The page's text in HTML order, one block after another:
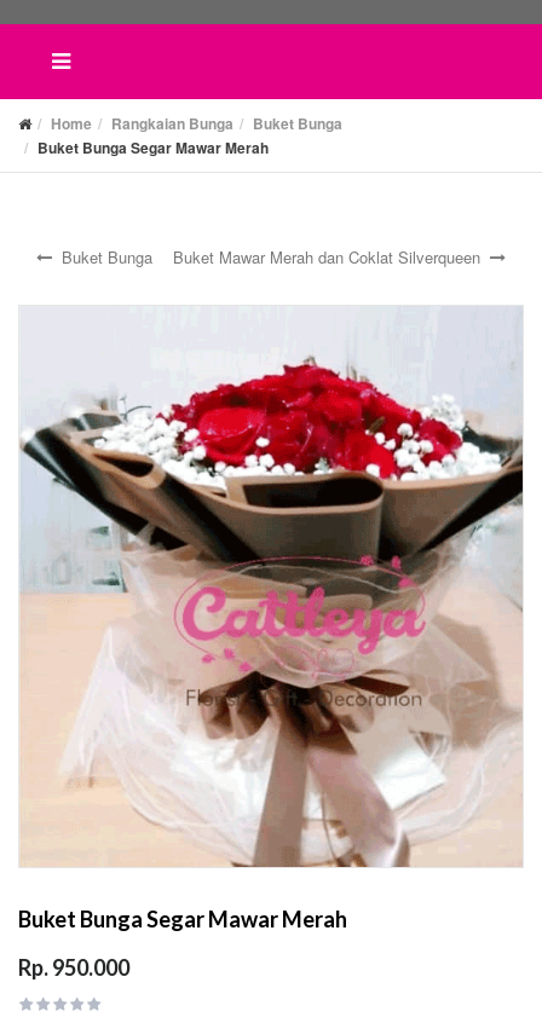
Home Rangkaian Bunga
Buket Bunga
Buket Bunga Segar Mawar Merah
Buket Bunga Buket Mawar Merah dan Coklat Silverqueen
Buket Bunga Segar Mawar Merah
Rp. 950.000